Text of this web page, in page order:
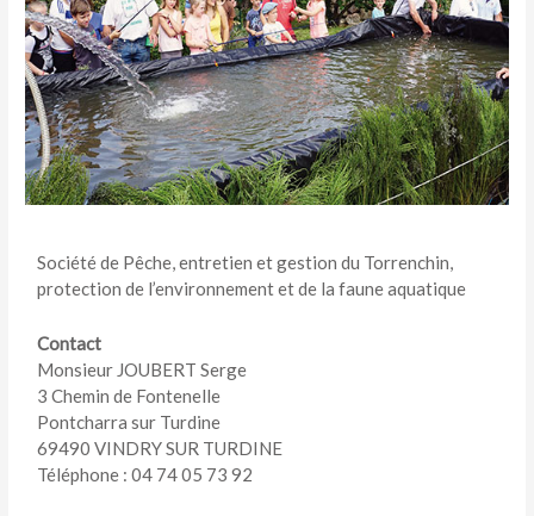
Société de Pêche, entretien et gestion du Torrenchin,
protection de l’environnement et de la faune aquatique
Contact
Monsieur JOUBERT Serge
3 Chemin de Fontenelle
Pontcharra sur Turdine
69490 VINDRY SUR TURDINE
Téléphone : 04 74 05 73 92